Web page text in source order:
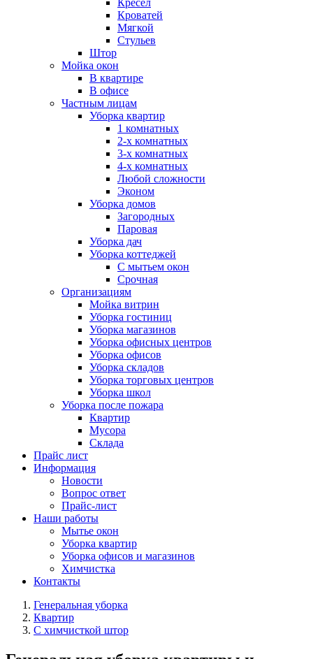
Кресел
Кроватей
Мягкой
Стульев
Штор
Мойка окон
В квартире
В офисе
Частным лицам
Уборка квартир
1 комнатных
2-х комнатных
3-х комнатных
4-х комнатных
Любой сложности
Эконом
Уборка домов
Загородных
Паровая
Уборка дач
Уборка коттеджей
С мытьем окон
Срочная
Организациям
Мойка витрин
Уборка гостиниц
Уборка магазинов
Уборка офисных центров
Уборка офисов
Уборка складов
Уборка торговых центров
Уборка школ
Уборка после пожара
Квартир
Мусора
Склада
Прайс лист
Информация
Новости
Вопрос ответ
Прайс-лист
Наши работы
Мытье окон
Уборка квартир
Уборка офисов и магазинов
Химчистка
Контакты
Генеральная уборка
Квартир
С химчисткой штор